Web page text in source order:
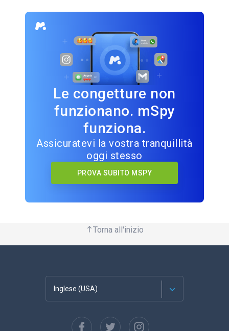
Le congetture non
funzionano. mSpy
funziona.
Assicuratevi la vostra tranquillità
oggi stesso
PROVA SUBITO MSPY
Torna all'inizio
Inglese (USA)